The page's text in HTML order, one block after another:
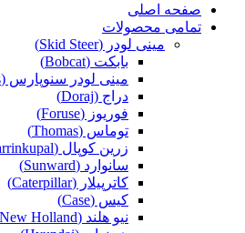
صفحه اصلی
تمامی محصولات
مینی لودر (Skid Steer)
بابکت (Bobcat)
مینی لودر سنوپارس (Snowpars)
دراج (Doraj)
فوریوز (Foruse)
توماس (Thomas)
زرین کوپال (Zarrinkupal)
سانوارد (Sunward)
کاترپیلار (Caterpillar)
کیس (Case)
نیو هلند (New Holland)